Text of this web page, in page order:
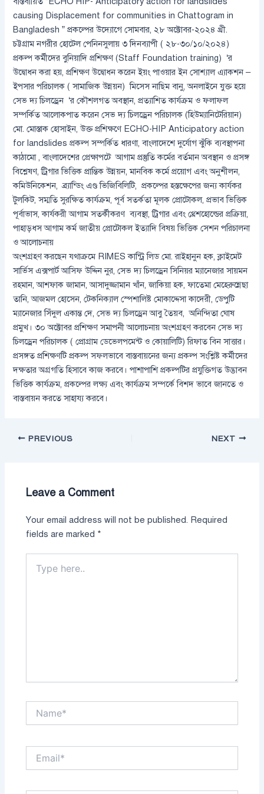
causing Displacement for communities in Chattogram in
Bangladesh ” প্রকল্পের উদ্যোগে সোমবার, ২৮ অক্টোবর-২০২৪ খ্রী.
চট্টগ্রাম নগরীর হোটেল পেনিনসুলায় ৩ দিনব্যাপী ( ২৮-৩০/১০/২০২৪)
প্রকল্প কর্মীদের বুনিয়াদি প্রশিক্ষণ (Staff Foundation training) ‘র
উদ্বোধন করা হয়, প্রশিক্ষণ উদ্বোধন করেন ইয়ং পাওয়ার ইন সোশ্যাল এ্যাকশন –
ইপসার পরিচালক ( সামাজিক উন্নয়ন) মিসেস নাছিম বানু, অনলাইনে যুক্ত হয়ে
সেভ দ্য চিলড্রেন ‘র কৌশলগত অবস্থান, প্রত্যাশিত কার্যক্রম ও ফলাফল
সম্পর্কিত আলোকপাত করেন সেভ দ্য চিলড্রেন পরিচালক (হিউম্যানিটেরিয়ান)
মো. মোস্তাক হোসাইন, উক্ত প্রশিক্ষণে ECHO-HIP Anticipatory action
for landslides প্রকল্প সম্পর্কিত ধারণা, বাংলাদেশে দুর্যোগ ঝুঁকি ব্যবস্থাপনা
কাঠামো , বাংলাদেশের প্রেক্ষাপটে আগাম প্রস্তুতি কর্মের বর্তমান অবস্থান ও প্রসঙ্গ
বিশ্লেষণ, ট্রিগার ভিত্তিক প্রান্তিক উন্নয়ন, মানবিক কর্মে প্রয়োগ এবং অনুশীলন,
কমিউনিকেশন, ব্র্যান্ডিং এণ্ড ভিজিবিলিটি, প্রকল্পের হস্তক্ষেপের জন্য কার্যকর
টুলকিট, সম্মতি সুরক্ষিত কার্যক্রম, পূর্ব সতর্কতা মূলক প্রোটোকল, প্রভাব ভিত্তিক
পূর্বাভাস, কার্যকরী আগাম সতর্কীকরণ ব্যবস্থা, ট্রিগার এবং থ্রেশহোল্ডের প্রক্রিয়া,
পাহাড়ধস আগাম কর্ম জাতীয় প্রোটোকল ইত্যাদি বিষয় ভিত্তিক সেশন পরিচালনা
ও আলোচনায়
অংশগ্রহণ করছেন যথাক্রমে RIMES কান্ট্রি লিড মো. রাইহানুন হক, ক্লাইমেট
সার্ভিস এক্সপার্ট আসিফ উদ্দিন নুর, সেভ দ্য চিলড্রেন সিনিয়র ম্যানেজার সায়মন
রহমান, আশফাক জামান, আসাদুজ্জামান খাঁন, জাকিয়া হক, ফাতেমা মেহেরুন্নেছা
তানি, আজমল হোসেন, টেকনিক্যাল স্পেশালিষ্ট মোকাদ্দেসা কাদেরী, ডেপুটি
ম্যানেজার সিঁদুল একান্ত দে, সেভ দ্য চিলড্রেন আবু তৈয়ব, অনিন্দিতা ঘোষ
প্রমুখ। ৩০ অক্টোবর প্রশিক্ষণ সমাপনী আলোচনায় অংশগ্রহণ করবেন সেভ দ্য
চিলড্রেন পরিচালক ( প্রোগ্রাম ডেভেলপমেন্ট ও কোয়ালিটি) রিফাত বিন সাত্তার।
প্রসঙ্গত প্রশিক্ষণটি প্রকল্প সফলভাবে বাস্তবায়নের জন্য প্রকল্প সংশ্লিষ্ট কর্মীদের
দক্ষতার অগ্রগতি হিসাবে কাজ করবে। পাশাপাশি প্রকল্পটির প্রযুক্তিগত উদ্ভাবন
ভিত্তিক কার্যক্রম, প্রকল্পের লক্ষ্য এবং কার্যক্রম সম্পর্কে বিশদ ভাবে জানতে ও
বাস্তবায়ন করতে সাহায্য করবে।
PREVIOUS NEXT
Leave a Comment
Your email address will not be published. Required
fields are marked *
here..